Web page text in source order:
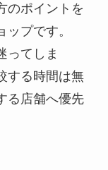
のポイントを
プです。
ってしま
する時間は無
る店舗へ優先